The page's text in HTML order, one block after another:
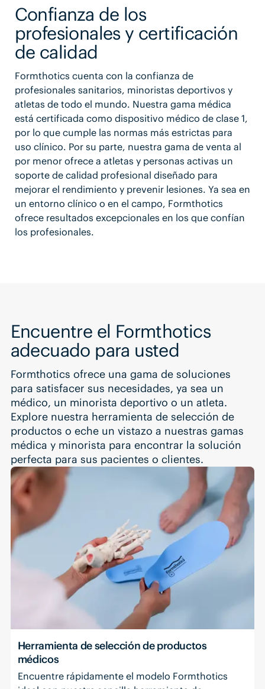
Confianza de los
profesionales y certificación
de calidad
Formthotics cuenta con la confianza de
profesionales sanitarios, minoristas deportivos y
atletas de todo el mundo. Nuestra gama médica
está certificada como dispositivo médico de clase 1,
por lo que cumple las normas más estrictas para
uso clínico. Por su parte, nuestra gama de venta al
por menor ofrece a atletas y personas activas un
soporte de calidad profesional diseñado para
mejorar el rendimiento y prevenir lesiones. Ya sea en
un entorno clínico o en el campo, Formthotics
ofrece resultados excepcionales en los que confían
los profesionales.
Encuentre el Formthotics
adecuado para usted
Formthotics ofrece una gama de soluciones
para satisfacer sus necesidades, ya sea un
médico, un minorista deportivo o un atleta.
Explore nuestra herramienta de selección de
productos o eche un vistazo a nuestras gamas
médica y minorista para encontrar la solución
perfecta para sus pacientes o clientes.
Herramienta de selección de productos
médicos
Encuentre rápidamente el modelo Formthotics